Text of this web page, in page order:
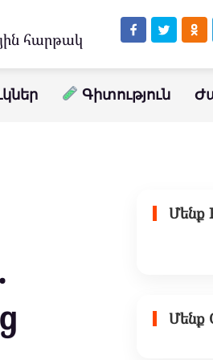
հարթակ
Գիտություն
Մենք
Մենք